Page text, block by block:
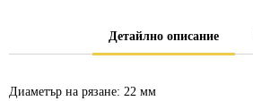
Детайлно описание
Диаметър на рязане: 22 мм